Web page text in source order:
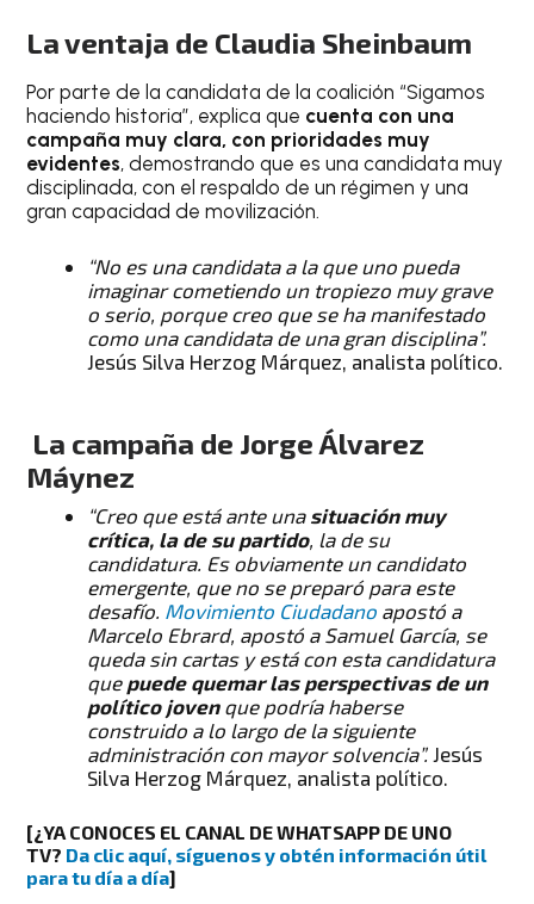
La ventaja de Claudia Sheinbaum
Por parte de la candidata de la coalición “Sigamos
haciendo historia”, explica que cuenta con una
campaña muy clara, con prioridades muy
evidentes, demostrando que es una candidata muy
disciplinada, con el respaldo de un régimen y una
gran capacidad de movilización.
“No es una candidata a la que uno pueda
imaginar cometiendo un tropiezo muy grave
o serio, porque creo que se ha manifestado
como una candidata de una gran disciplina”.
Jesús Silva Herzog Márquez, analista político.
La campaña de Jorge Álvarez
Máynez
“Creo que está ante una situación muy
crítica, la de su partido, la de su
candidatura. Es obviamente un candidato
emergente, que no se preparó para este
desafío. Movimiento Ciudadano apostó a
Marcelo Ebrard, apostó a Samuel García, se
queda sin cartas y está con esta candidatura
que puede quemar las perspectivas de un
político jovenque podría haberse
construido a lo largo de la siguiente
administración con mayor solvencia”. Jesús
Silva Herzog Márquez, analista político.
[¿YA CONOCES EL CANAL DE WHATSAPP DE UNO
TV? Da clic aquí, síguenos y obtén información útil
para tu día a día]